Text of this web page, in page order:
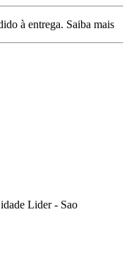
à entrega. Saiba mais
Lider - Sao